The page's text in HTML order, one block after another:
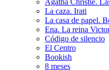
Agatha Christie.
La caza. Irati
La casa de papel.
Ena. La reina
Código de silencio
El Centro
Bookish
8 meses